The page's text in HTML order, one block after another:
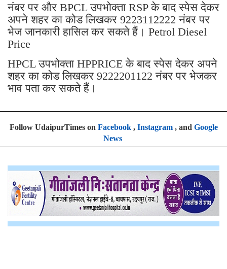
नंबर पर और BPCL उपभोक्ता RSP के बाद स्पेस देकर
अपने शहर का कोड लिखकर 9223112222 नंबर पर
भेज जानकारी हासिल कर सकते हैं। Petrol Diesel
Price
HPCL उपभोक्ता HPPRICE के बाद स्पेस देकर अपने
शहर का कोड लिखकर 9222201122 नंबर पर भेजकर
भाव पता कर सकते हैं।
Follow UdaipurTimes on Facebook, Instagram, and Google
News